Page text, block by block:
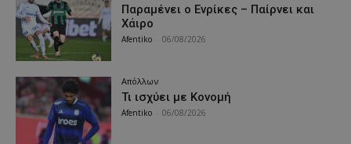
Παραμένει ο Ενρίκες – Παίρνει και
Χάιρο
Afentiko 06/08/2026
Απόλλων
Τι ισχύει με Κονομή
Afentiko 06/08/2026